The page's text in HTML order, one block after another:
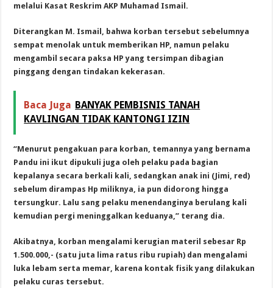
melalui Kasat Reskrim AKP Muhamad Ismail.
Diterangkan M. Ismail, bahwa korban tersebut sebelumnya
sempat menolak untuk memberikan HP, namun pelaku
mengambil secara paksa HP yang tersimpan dibagian
pinggang dengan tindakan kekerasan.
Baca Juga BANYAK PEMBISNIS TANAH
KAVLINGAN TIDAK KANTONGI IZIN
“Menurut pengakuan para korban, temannya yang bernama
Pandu ini ikut dipukuli juga oleh pelaku pada bagian
kepalanya secara berkali kali, sedangkan anak ini (Jimi, red)
sebelum dirampas Hp miliknya, ia pun didorong hingga
tersungkur. Lalu sang pelaku menendanginya berulang kali
kemudian pergi meninggalkan keduanya,” terang dia.
Akibatnya, korban mengalami kerugian materil sebesar Rp
1.500.000,- (satu juta lima ratus ribu rupiah) dan mengalami
luka lebam serta memar, karena kontak fisik yang dilakukan
pelaku curas tersebut.